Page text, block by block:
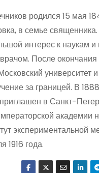
родился 15 мая
в семье священника.
интерес к наукам
После окончания
университет
за границей. В
в Санкт-
академии
экспериментальной
1916 года.